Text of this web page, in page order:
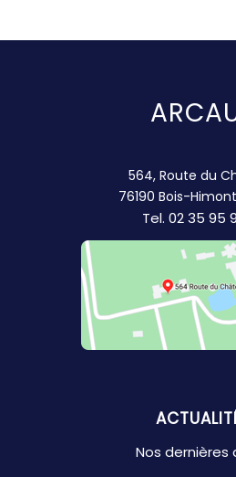
564, Route du
76190 Bois-
Tel. 02 35 95
Nos dernières